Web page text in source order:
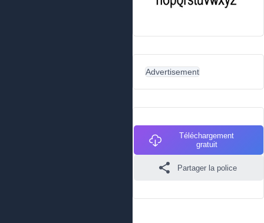
Advertisement
Téléchargement
gratuit
Partager la police